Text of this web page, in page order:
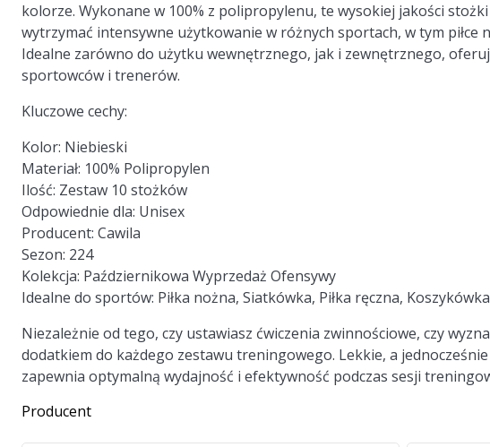
kolorze. Wykonane w 100% z polipropylenu, te wysokiej jakości
wytrzymać intensywne użytkowanie w różnych sportach, w tym piłce
Idealne zarówno do użytku wewnętrznego, jak i zewnętrznego,
sportowców i trenerów.
Kluczowe cechy:
Kolor: Niebieski
Materiał: 100% Polipropylen
Ilość: Zestaw 10 stożków
Odpowiednie dla: Unisex
Producent: Cawila
Sezon: 224
Kolekcja: Październikowa Wyprzedaż Ofensywy
Idealne do sportów: Piłka nożna, Siatkówka, Piłka ręczna, Koszykówka
Niezależnie od tego, czy ustawiasz ćwiczenia zwinnościowe, czy
dodatkiem do każdego zestawu treningowego. Lekkie, a
zapewnia optymalną wydajność i efektywność podczas sesji
Producent